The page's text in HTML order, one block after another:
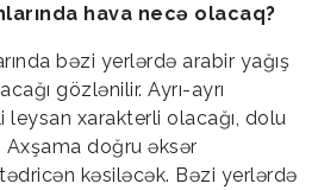
hava necə olacaq?
bəzi yerlərdə arabir yağış
gözlənilir. Ayrı-ayrı
leysan xarakterli olacağı, dolu
Axşama doğru əksər
kəsiləcək. Bəzi yerlərdə